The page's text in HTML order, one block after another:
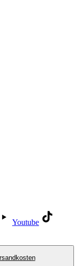
Youtube